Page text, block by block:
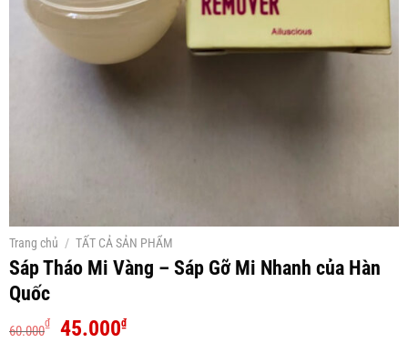
Trang chủ / TẤT CẢ SẢN PHẨM
Sáp Tháo Mi Vàng – Sáp Gỡ Mi Nhanh của Hàn
Quốc
60.000₫
Giá
45.000₫Giá